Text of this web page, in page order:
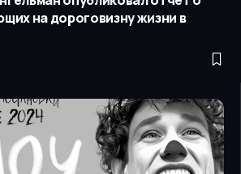
на дороговизну жизни в